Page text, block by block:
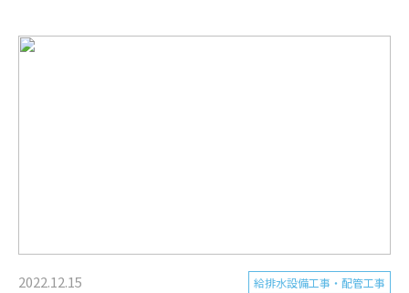
2022.12.15 給排水設備工事・配管工事